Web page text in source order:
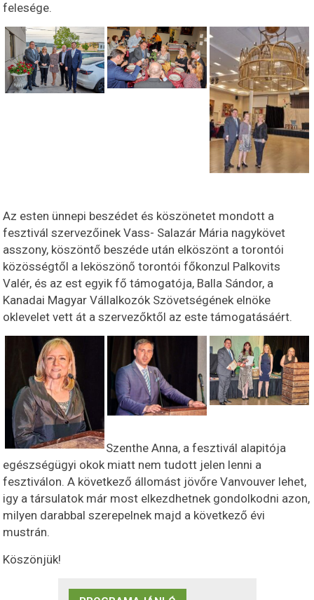
felesége.
Az esten ünnepi beszédet és köszönetet mondott a
fesztivál szervezőinek Vass- Salazár Mária nagykövet
asszony, köszöntő beszéde után elköszönt a torontói
közösségtől a leköszönő torontói főkonzul Palkovits
Valér, és az est egyik fő támogatója, Balla Sándor, a
Kanadai Magyar Vállalkozók Szövetségének elnöke
oklevelet vett át a szervezőktől az este támogatásáért.
Szenthe Anna, a fesztivál alapitója
egészségügyi okok miatt nem tudott jelen lenni a
fesztiválon. A következő állomást jövőre Vanvouver lehet,
igy a társulatok már most elkezdhetnek gondolkodni azon,
milyen darabbal szerepelnek majd a következő évi
mustrán.
Köszönjük!